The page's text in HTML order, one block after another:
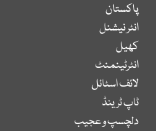
پاکستان
انٹر نیشنل
کھیل
انٹرٹینمنٹ
لائف اسٹائل
ٹاپ ٹرینڈ
دلچسپ و عجیب